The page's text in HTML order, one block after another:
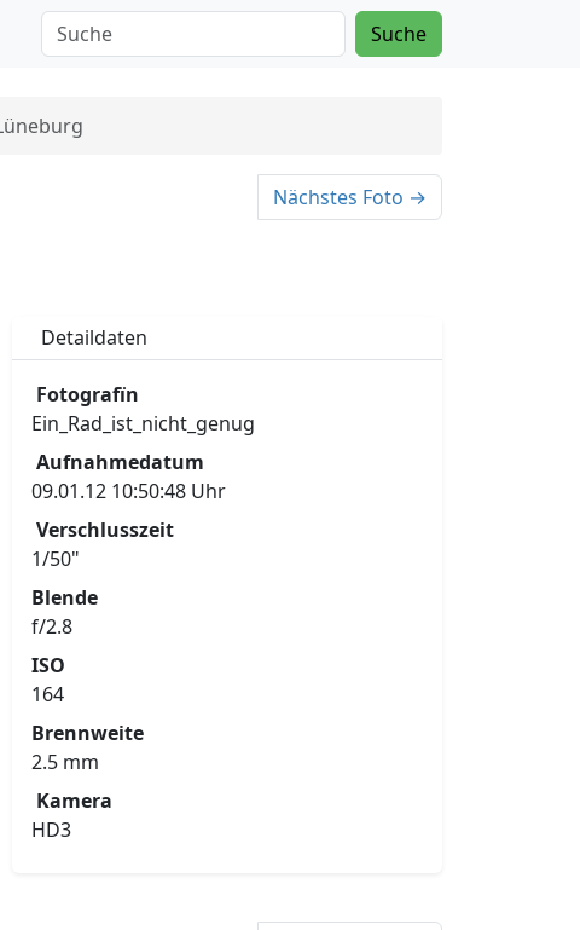
Suche
Nächstes Foto →
Detaildaten
Fotografïn
Ein_Rad_ist_nicht_genug
Aufnahmedatum
09.01.12 10:50:48 Uhr
Verschlusszeit
1/50"
Blende
f/2.8
ISO
164
Brennweite
2.5 mm
Kamera
HD3